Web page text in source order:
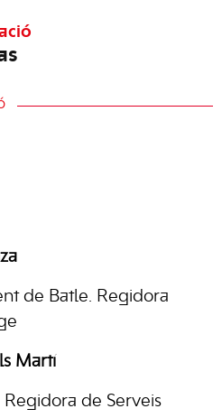
de Batle. Regidora
Martí
Regidora de Serveis